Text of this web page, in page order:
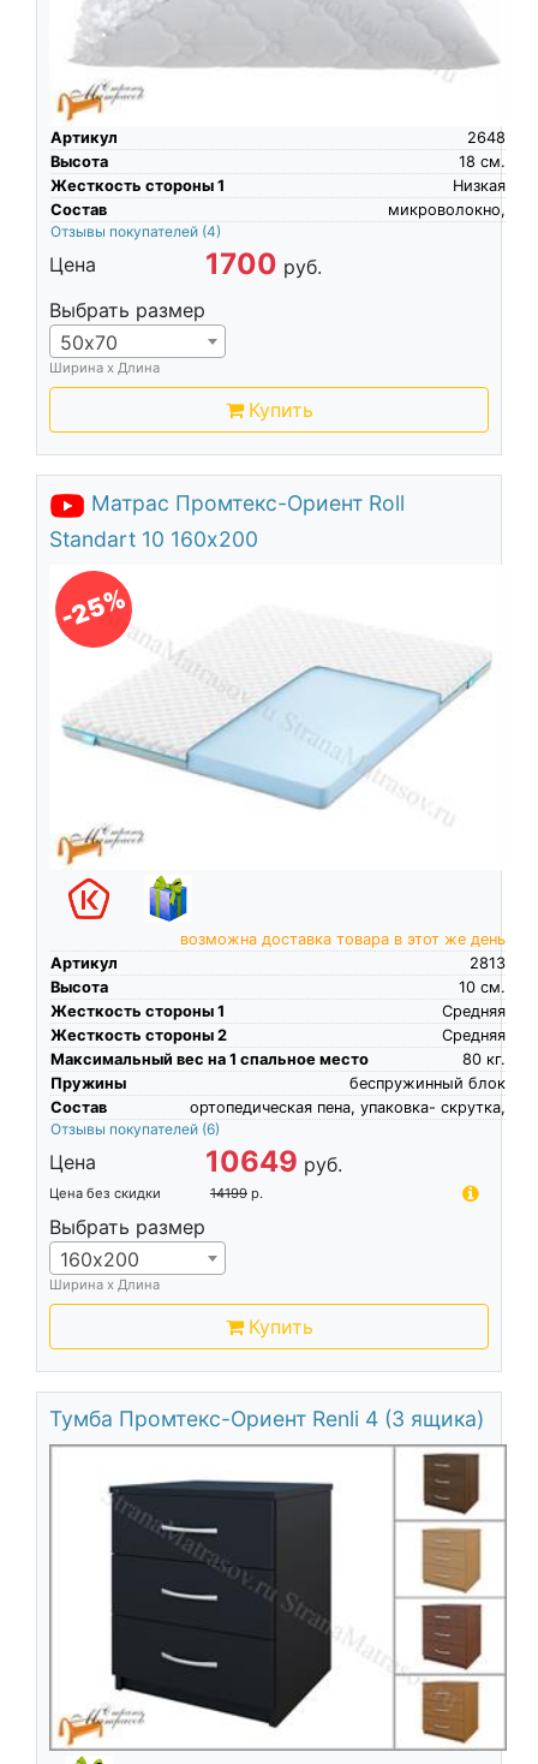
Артикул
2648
Высота
см.
18
Жесткость стороны 1
Низкая
Состав
микроволокно,
Отзывы покупателей (4)
Цена 1700 руб.
Выбрать размер
50х70
Ширина х Длина
Купить
Матрас Промтекс-Ориент Roll
Standart 10 160х200
-25%
возможна доставка товара в этот же день
Артикул
2813
Высота
см.
10
Жесткость стороны 1
Средняя
Жесткость стороны 2
Средняя
Максимальный вес на 1 спальное место
кг.
80
Пружины
беспружинный блок
Состав
ортопедическая пена, упаковка- скрутка,
Отзывы покупателей (6)
Цена 10649 руб.
Цена без скидки 14199 р.
Выбрать размер
160х200
Ширина х Длина
Купить
Тумба Промтекс-Ориент Renli 4 (3 ящика)